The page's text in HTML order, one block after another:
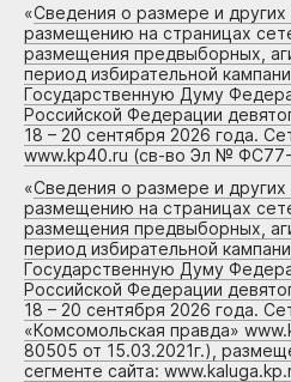
«Сведения о размере и других
размещению на страницах
размещения предвыборных,
период избирательной
Государственную Думу
Российской Федерации
18 – 20 сентября 2026 года.
www.kp40.ru (св-во Эл № ФС77-
«Сведения о размере и других
размещению на страницах
размещения предвыборных,
период избирательной
Государственную Думу
Российской Федерации
18 – 20 сентября 2026 года.
«Комсомольская правда»
80505 от 15.03.2021г.),
сегменте сайта: